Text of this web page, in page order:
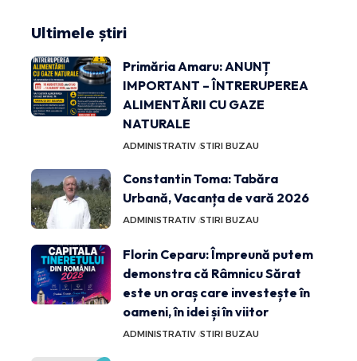
Ultimele știri
Primăria Amaru: ANUNȚ
IMPORTANT – ÎNTRERUPEREA
ALIMENTĂRII CU GAZE
NATURALE
ADMINISTRATIV STIRI BUZAU
Constantin Toma: Tabăra
Urbană, Vacanța de vară 2026
ADMINISTRATIV STIRI BUZAU
Florin Ceparu: Împreună putem
demonstra că Râmnicu Sărat
este un oraș care investește în
oameni, în idei și în viitor
ADMINISTRATIV STIRI BUZAU